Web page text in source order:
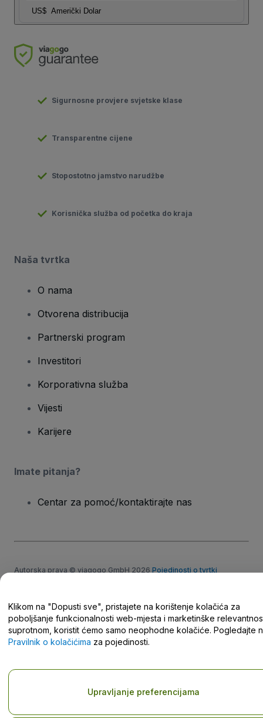
US$ Američki Dolar
Sigurnosne provjere svjetske klase
Transparentne cijene
Stopostotno jamstvo narudžbe
Korisnička služba od početka do kraja
Naša tvrtka
O nama
Otvorena distribucija
Partnerski program
Investitori
Korporativna služba
Vijesti
Karijere
Imate pitanja?
Centar za pomoć/kontaktirajte nas
Autorska prava © viagogo GmbH 2026 Pojedinosti o tvrtki
Nemojte dijeliti moje osobne podatke/Vaše postavke privatnosti
Klikom na "Dopusti sve", pristajete na korištenje kolačića za
poboljšanje funkcionalnosti web-mjesta i marketinške
suprotnom, koristit ćemo samo neophodne kolačiće. Pogledajte
Pravilnik o kolačićima za pojedinosti.
Upravljanje preferencijama